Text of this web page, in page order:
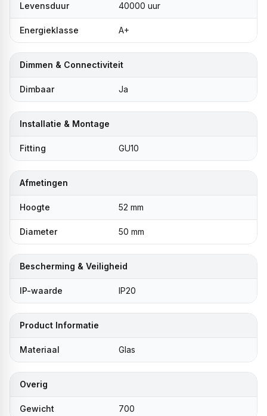
Levensduur 40000 uur
Energieklasse A+
Dimmen & Connectiviteit
Dimbaar Ja
Installatie & Montage
Fitting GU10
Afmetingen
Hoogte 52 mm
Diameter 50 mm
Bescherming & Veiligheid
IP-waarde IP20
Product Informatie
Materiaal Glas
Overig
Gewicht 700